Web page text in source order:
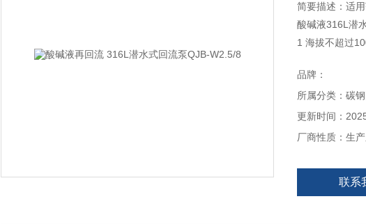
简要描述：适
酸碱液316L潜
1 海拔不超过
3 介质的PH值
4 液体密度不超
5 长期潜水运行
品牌：
所属分类：碳
更新时间：
厂商性质：生
联系